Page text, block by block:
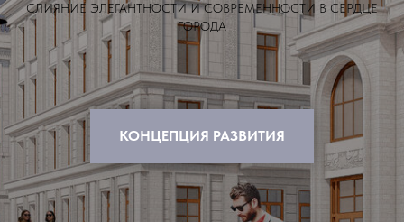
СЛИЯНИЕ ЭЛЕГАНТНОСТИ И СОВРЕМЕННОСТИ В СЕРДЦЕ
ГОРОДА
КОНЦЕПЦИЯ РАЗВИТИЯ